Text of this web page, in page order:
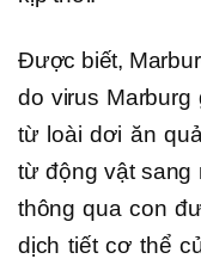
Được biết,
do virus
từ loài dơi ăn
từ động vật
thông qua con
dịch tiết cơ thể